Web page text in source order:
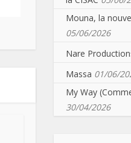
Mouna, la
05/06/2026
Nare
Massa 01/06/
My Way
30/04/2026